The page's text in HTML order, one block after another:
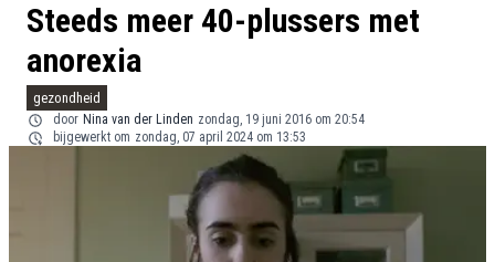
Steeds meer 40-plussers met
anorexia
gezondheid
door Nina van der Linden zondag, 19 juni 2016 om 20:54
bijgewerkt om zondag, 07 april 2024 om 13:53